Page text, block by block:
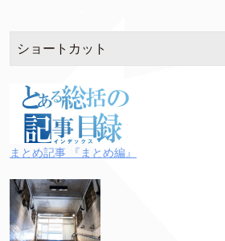
ショートカット
まとめ記事 『まとめ編』